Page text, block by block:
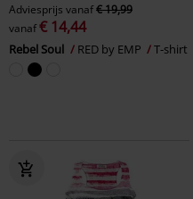
Adviesprijs vanaf€ 19,99
vanaf€ 14,44
Rebel Soul RED by EMP T-shirt